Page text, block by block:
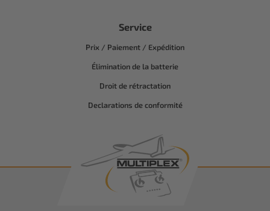
Service
Prix / Paiement / Expédition
Élimination de la batterie
Droit de rétractation
Declarations de conformité